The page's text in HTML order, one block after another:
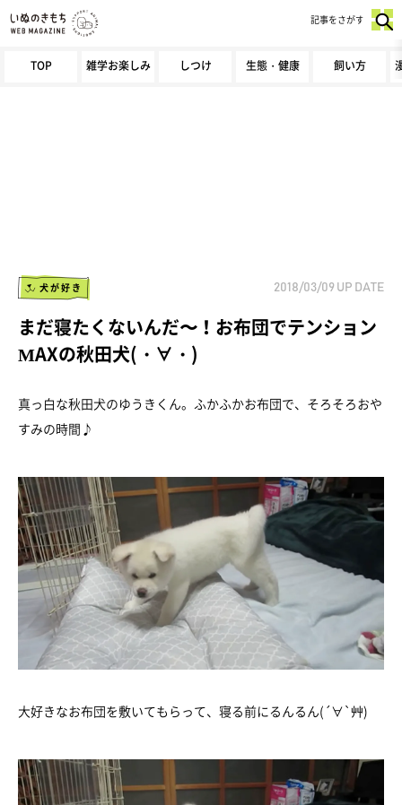
TOP 雑学お楽しみ しつけ 生態・健康 飼い方
記事をさがす
犬が好き 2018/03/09 UP DATE
まだ寝たくないんだ〜！お布団でテンション
MAXの秋田犬(・∀・)
真っ白な秋田犬のゆうきくん。ふかふかお布団で、そろそろおや
すみの時間♪
大好きなお布団を敷いてもらって、寝る前にるんるん(´∀`艸)